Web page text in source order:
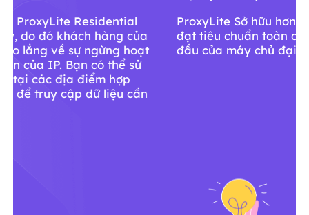
ProxyLite Sở hữu hơn 86 triệu đại lý nhà ở
đạt tiêu chuẩn toàn cầu, là sự lựa chọn hàng
đầu của máy chủ đại lý thực sự.